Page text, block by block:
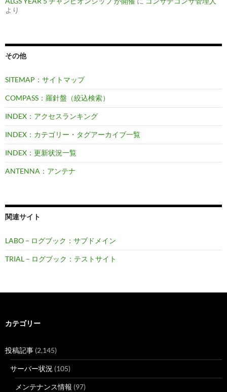
より
その他
SITEMAP：サイトマップ
COMPASS：羅針盤（絞込検索）
INDEX：アクセスランキング
INDEX：カテゴリー・タグアーカイブ一覧
INDEX：更新状況一覧
ANTENNA：アンテナ
関連サイト
LABO – ログブック：サブドメイン
TRIAL – ログブック：テストサイト
カテゴリー
投稿記事 (2,145)
サーバー状況 (105)
メンテナンス情報 (97)